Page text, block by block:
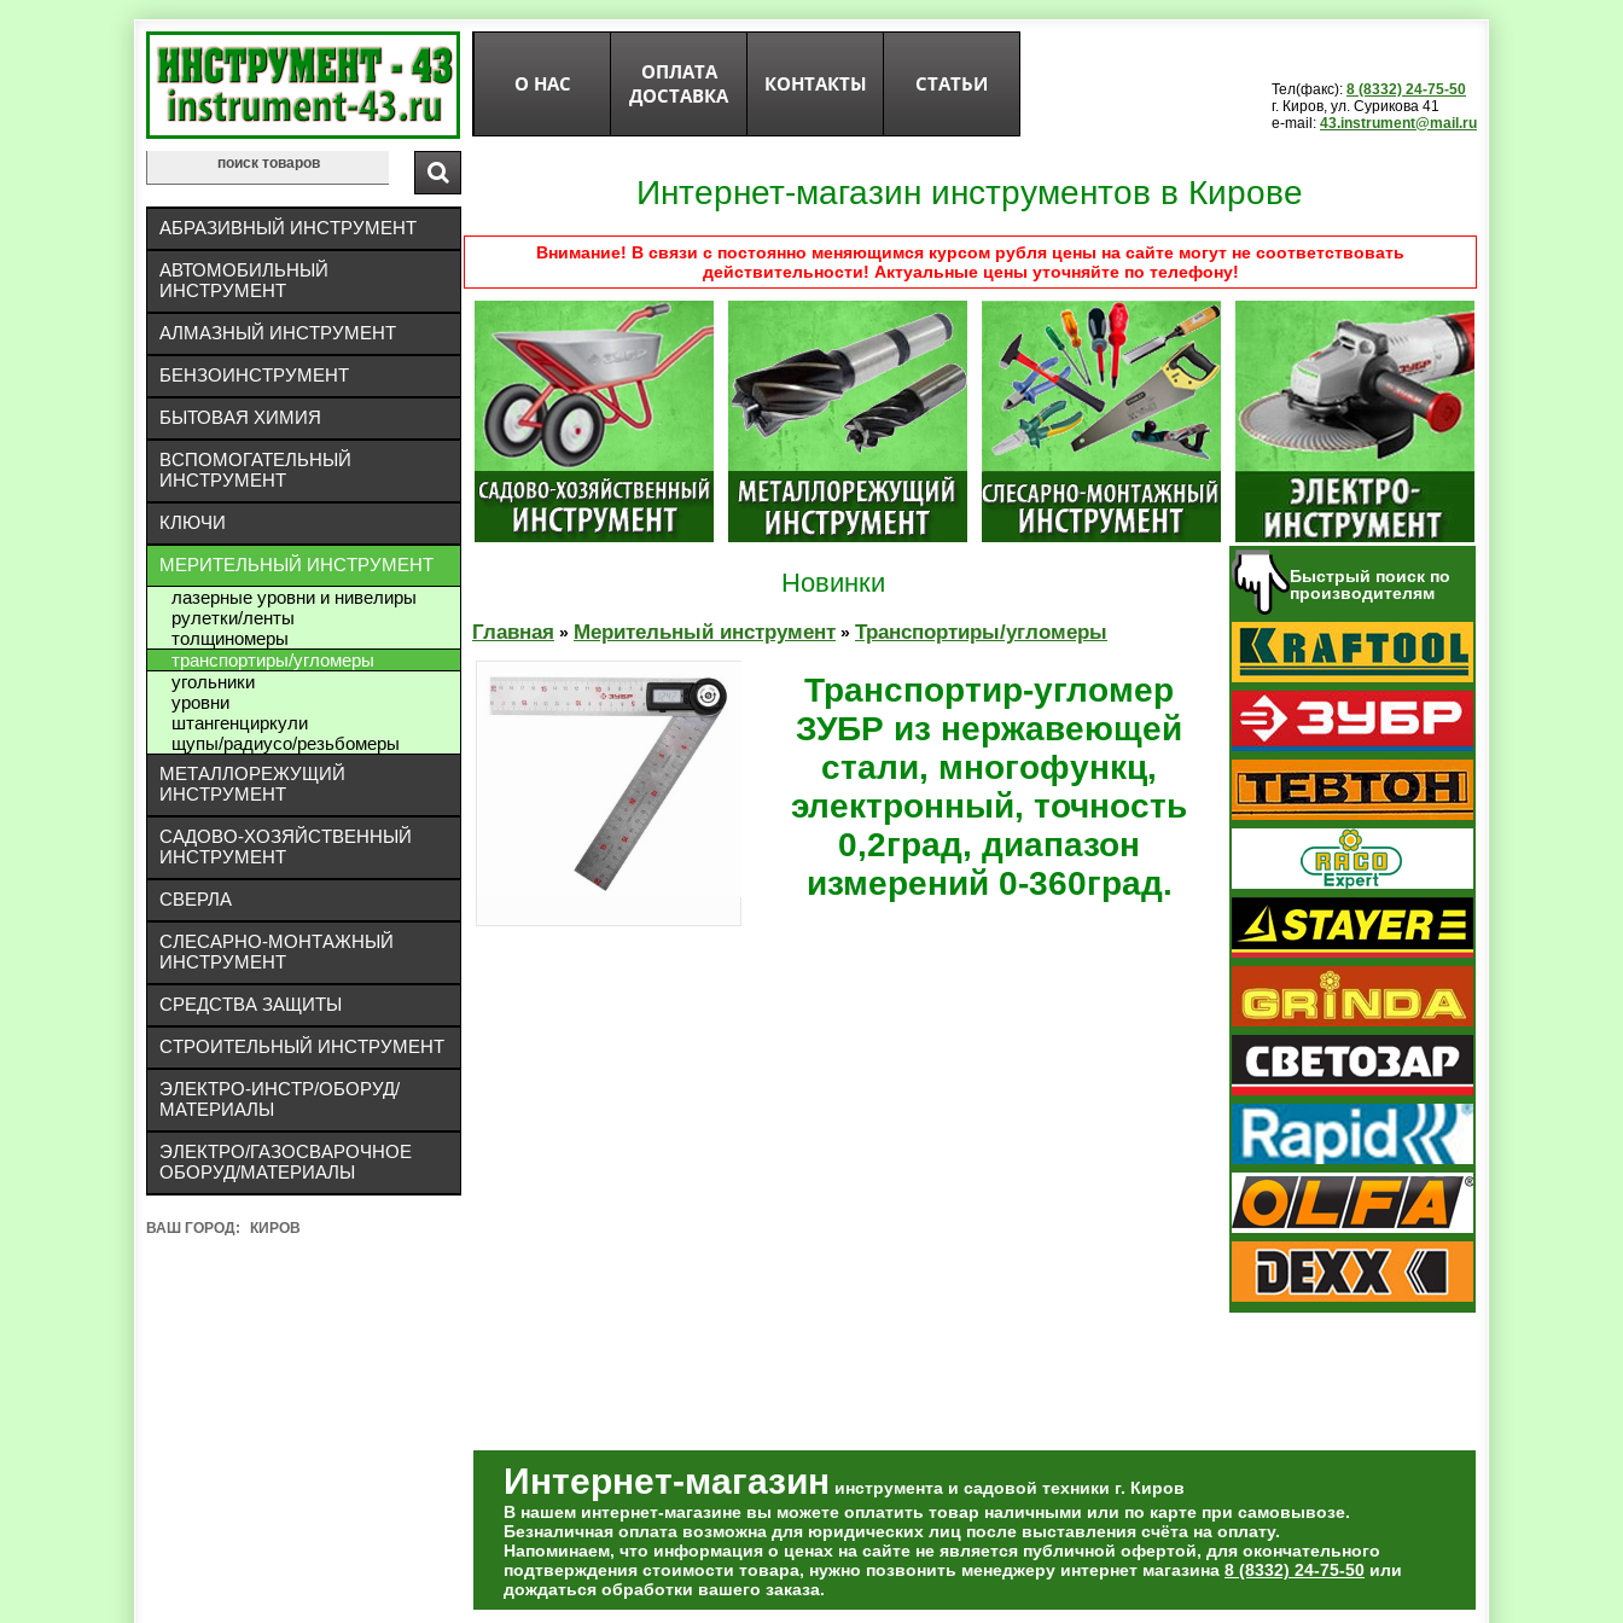
О НАС
ОПЛАТА
ДОСТАВКА
КОНТАКТЫ СТАТЬИ Тел(факс): 8 (8332) 24-75-50
г. Киров, ул. Сурикова 41
e-mail: 43.instrument@mail.ru
АБРАЗИВНЫЙ ИНСТРУМЕНТ
АВТОМОБИЛЬНЫЙ
ИНСТРУМЕНТ
АЛМАЗНЫЙ ИНСТРУМЕНТ
БЕНЗОИНСТРУМЕНТ
БЫТОВАЯ ХИМИЯ
ВСПОМОГАТЕЛЬНЫЙ
ИНСТРУМЕНТ
КЛЮЧИ
МЕРИТЕЛЬНЫЙ ИНСТРУМЕНТ
лазерные уровни и нивелиры
рулетки/ленты
толщиномеры
транспортиры/угломеры
угольники
уровни
штангенциркули
щупы/радиусо/резьбомеры
МЕТАЛЛОРЕЖУЩИЙ
ИНСТРУМЕНТ
САДОВО-ХОЗЯЙСТВЕННЫЙ
ИНСТРУМЕНТ
СВЕРЛА
СЛЕСАРНО-МОНТАЖНЫЙ
ИНСТРУМЕНТ
СРЕДСТВА ЗАЩИТЫ
СТРОИТЕЛЬНЫЙ ИНСТРУМЕНТ
ЭЛЕКТРО-ИНСТР/ОБОРУД/
МАТЕРИАЛЫ
ЭЛЕКТРО/ГАЗОСВАРОЧНОЕ
ОБОРУД/МАТЕРИАЛЫ
ВАШ ГОРОД: КИРОВ
Интернет-магазин инструментов в Кирове
Внимание! В связи с постоянно меняющимся курсом рубля цены на сайте могут не соответствовать
действительности! Актуальные цены уточняйте по телефону!
Быстрый поиск по
производителям
Новинки
Главная » Мерительный инструмент » Транспортиры/угломеры
Транспортир-угломер
ЗУБР из нержавеющей
стали, многофункц,
электронный, точность
0,2град, диапазон
измерений 0-360град.
Интернет-магазин инструмента и садовой техники г. Киров
В нашем интернет-магазине вы можете оплатить товар наличными или по карте при самовывозе.
Безналичная оплата возможна для юридических лиц после выставления счёта на оплату.
Напоминаем, что информация о ценах на сайте не является публичной офертой, для окончательного
подтверждения стоимости товара, нужно позвонить менеджеру интернет магазина 8 (8332) 24-75-50 или
дождаться обработки вашего заказа.